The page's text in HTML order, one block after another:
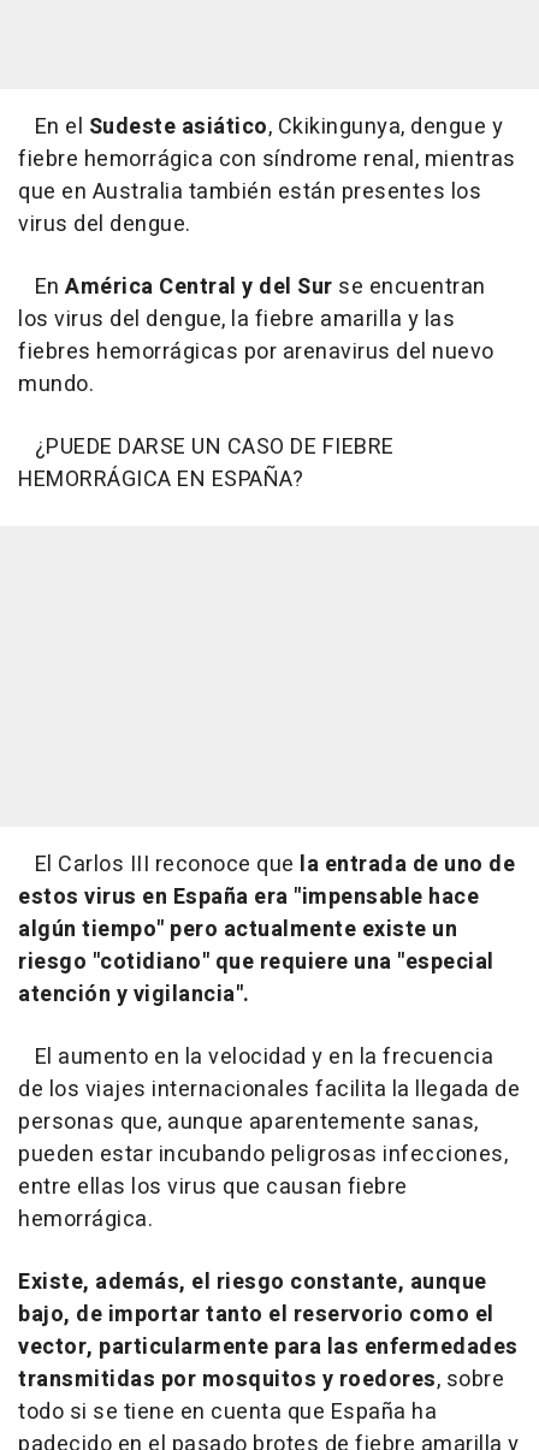
En el Sudeste asiático, Ckikingunya, dengue y
fiebre hemorrágica con síndrome renal, mientras
que en Australia también están presentes los
virus del dengue.
En América Central y del Sur se encuentran
los virus del dengue, la fiebre amarilla y las
fiebres hemorrágicas por arenavirus del nuevo
mundo.
¿PUEDE DARSE UN CASO DE FIEBRE
HEMORRÁGICA EN ESPAÑA?
El Carlos III reconoce que la entrada de uno de
estos virus en España era "impensable hace
algún tiempo" pero actualmente existe un
riesgo "cotidiano" que requiere una "especial
atención y vigilancia".
El aumento en la velocidad y en la frecuencia
de los viajes internacionales facilita la llegada de
personas que, aunque aparentemente sanas,
pueden estar incubando peligrosas infecciones,
entre ellas los virus que causan fiebre
hemorrágica.
Existe, además, el riesgo constante, aunque
bajo, de importar tanto el reservorio como el
vector, particularmente para las enfermedades
transmitidas por mosquitos y roedores, sobre
todo si se tiene en cuenta que España ha